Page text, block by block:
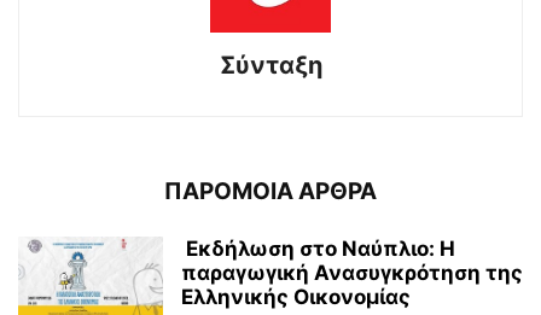
Σύνταξη
ΠΑΡΟΜΟΙΑ ΑΡΘΡΑ
Εκδήλωση στο Ναύπλιο: Η
παραγωγική Ανασυγκρότηση της
Ελληνικής Οικονομίας